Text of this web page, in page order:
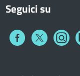
Seguici su
Collegamento
a a
Footer